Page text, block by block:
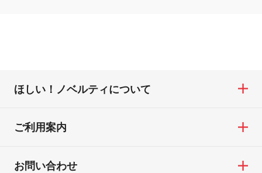
ほしい！ノベルティについて
ご利用案内
お問い合わせ